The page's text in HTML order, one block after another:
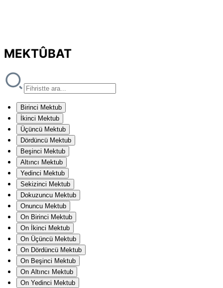
MEKTÛBAT
Birinci Mektub
İkinci Mektub
Üçüncü Mektub
Dördüncü Mektub
Beşinci Mektub
Altıncı Mektub
Yedinci Mektub
Sekizinci Mektub
Dokuzuncu Mektub
Onuncu Mektub
On Birinci Mektub
On İkinci Mektub
On Üçüncü Mektub
On Dördüncü Mektub
On Beşinci Mektub
On Altıncı Mektub
On Yedinci Mektub